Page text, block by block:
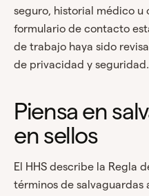
seguro, historial médico u
formulario de contacto
de trabajo haya sido
de privacidad y seguridad.
Piensa en
en sellos
El HHS describe la Regla
términos de salvaguardas